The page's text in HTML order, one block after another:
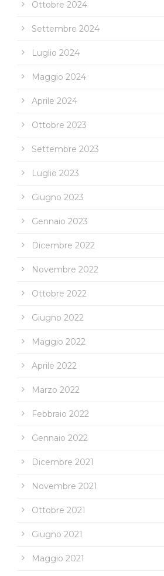
Ottobre 2024
Settembre 2024
Luglio 2024
Maggio 2024
Aprile 2024
Ottobre 2023
Settembre 2023
Luglio 2023
Giugno 2023
Gennaio 2023
Dicembre 2022
Novembre 2022
Ottobre 2022
Giugno 2022
Maggio 2022
Aprile 2022
Marzo 2022
Febbraio 2022
Gennaio 2022
Dicembre 2021
Novembre 2021
Ottobre 2021
Giugno 2021
Maggio 2021